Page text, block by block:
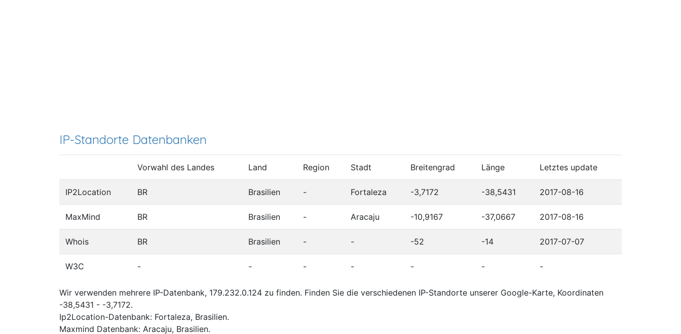
IP-Standorte Datenbanken
Vorwahl des Landes Land Region Stadt Breitengrad Länge Letztes update
IP2Location BR Brasilien - Fortaleza -3,7172 -38,5431 2017-08-16
MaxMind BR Brasilien - Aracaju -10,9167 -37,0667 2017-08-16
Whois BR Brasilien - - -52 -14 2017-07-07
W3C - - - - - - -
Wir verwenden mehrere IP-Datenbank, 179.232.0.124 zu finden. Finden Sie die verschiedenen IP-Standorte unserer Google-Karte, Koordinaten
-38,5431 - -3,7172.
Ip2Location-Datenbank: Fortaleza, Brasilien.
Maxmind Datenbank: Aracaju, Brasilien.